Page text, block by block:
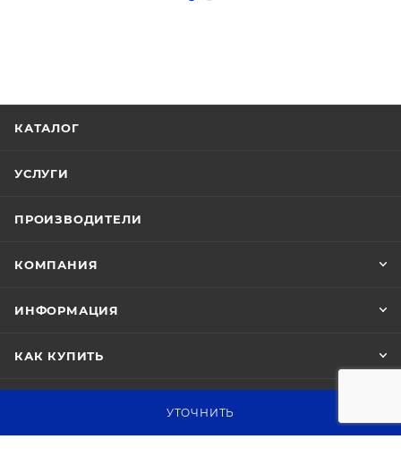
УТОЧНИТЬ
КАТАЛОГ
УСЛУГИ
ПРОИЗВОДИТЕЛИ
КОМПАНИЯ
ИНФОРМАЦИЯ
КАК КУПИТЬ
ПОДПИСАТЬСЯ НА РАССЫЛКУ